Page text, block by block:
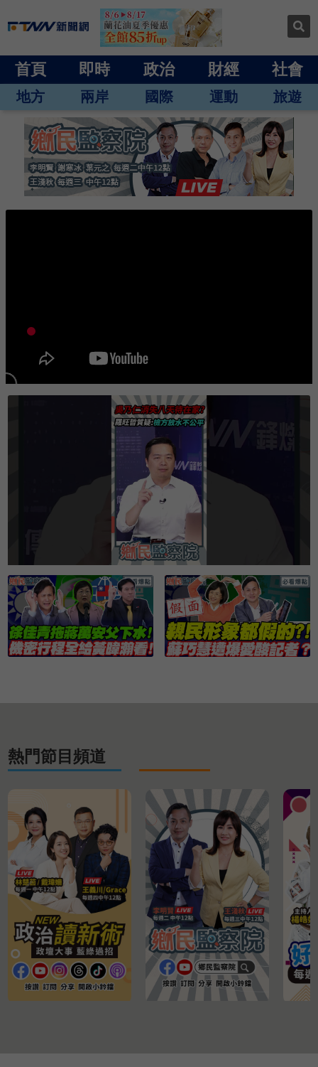
首頁 即時 政治 財經 社會
地方 兩岸 國際 運動 旅遊
熱門節目頻道